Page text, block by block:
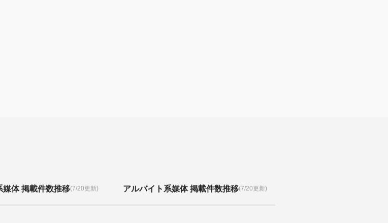
媒体 掲載件数推移(7/20更新) アルバイト系媒体 掲載件数推移(7/20更新)